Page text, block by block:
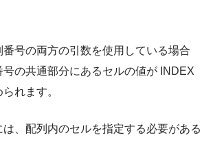
号の両方の引数を使用している場合
の共通部分にあるセルの値が INDEX
れます。
、配列内のセルを指定する必要がある